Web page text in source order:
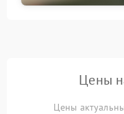
Цены
Цены